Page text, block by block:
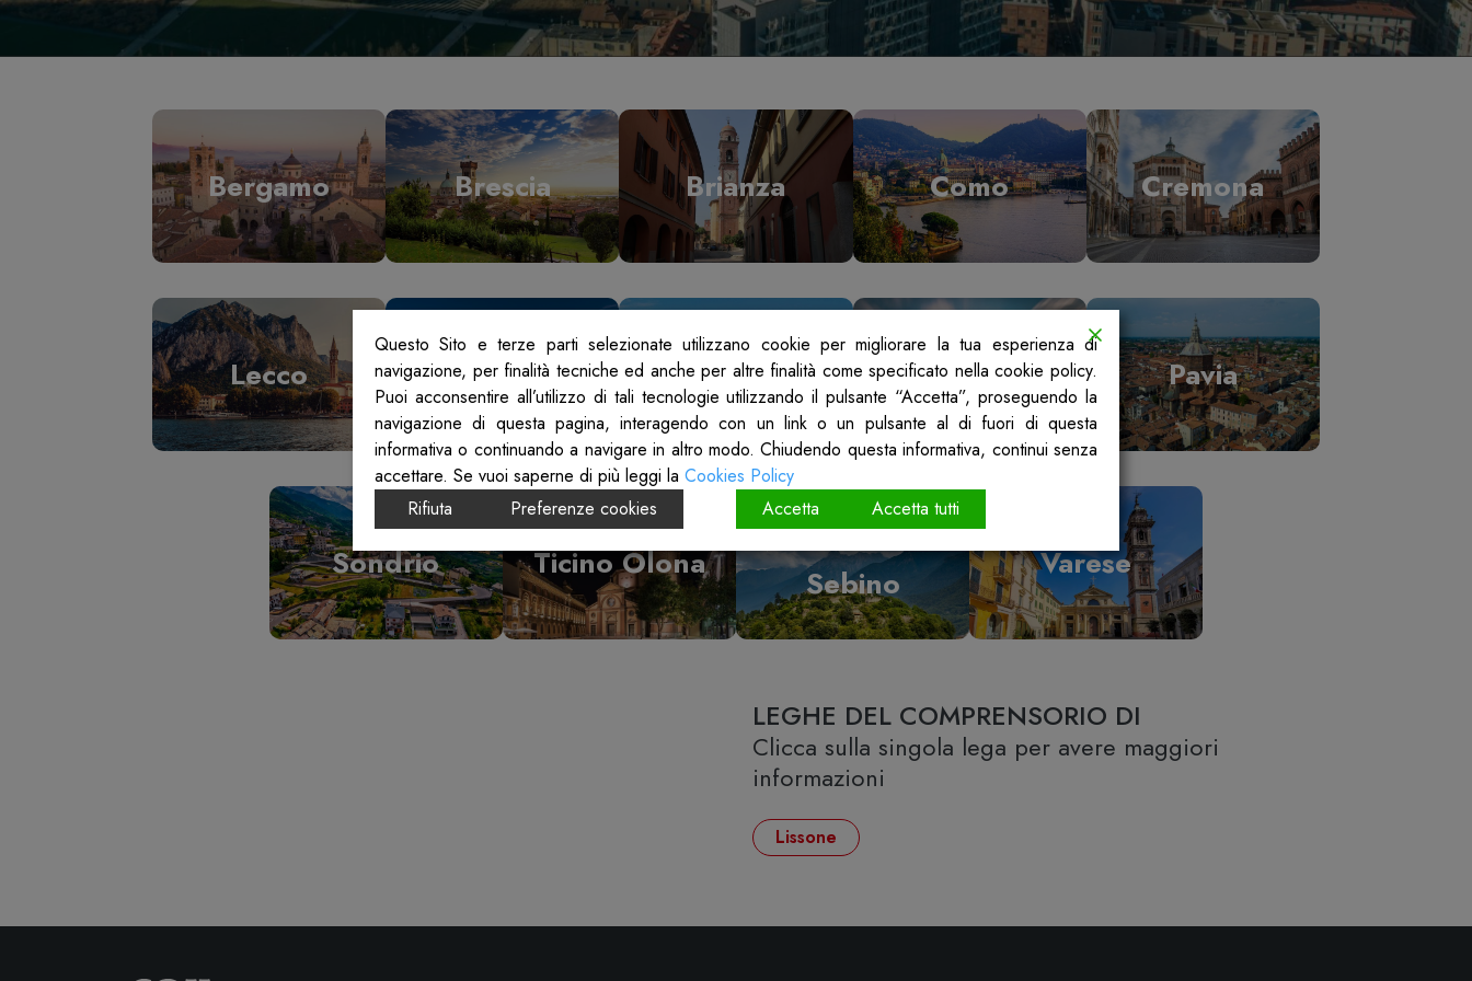
Bergamo Brescia Brianza Como Cremona
Lecco Lodi Mantova Milano Pavia
Sondrio Ticino Olona
Vallecamonica
Sebino
Varese
LEGHE DEL COMPRENSORIO DI
Clicca sulla singola lega per avere maggiori
informazioni
Lissone
Questo Sito e terze parti selezionate utilizzano cookie per migliorare la tua esperienza di
navigazione, per finalità tecniche ed anche per altre finalità come specificato nella cookie policy.
Puoi acconsentire all’utilizzo di tali tecnologie utilizzando il pulsante “Accetta”, proseguendo la
navigazione di questa pagina, interagendo con un link o un pulsante al di fuori di questa
informativa o continuando a navigare in altro modo. Chiudendo questa informativa, continui senza
accettare. Se vuoi saperne di più leggi la Cookies Policy
Rifiuta
Preferenze cookies Accetta Accetta tutti